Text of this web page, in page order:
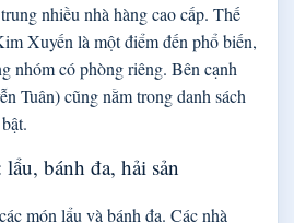
nhiều nhà hàng cao cấp. Thế
Xuyến là một điểm đến phổ biến,
nhóm có phòng riêng. Bên cạnh
Tuân) cũng nằm trong danh sách
bánh đa, hải sản
món lẩu và bánh đa. Các nhà